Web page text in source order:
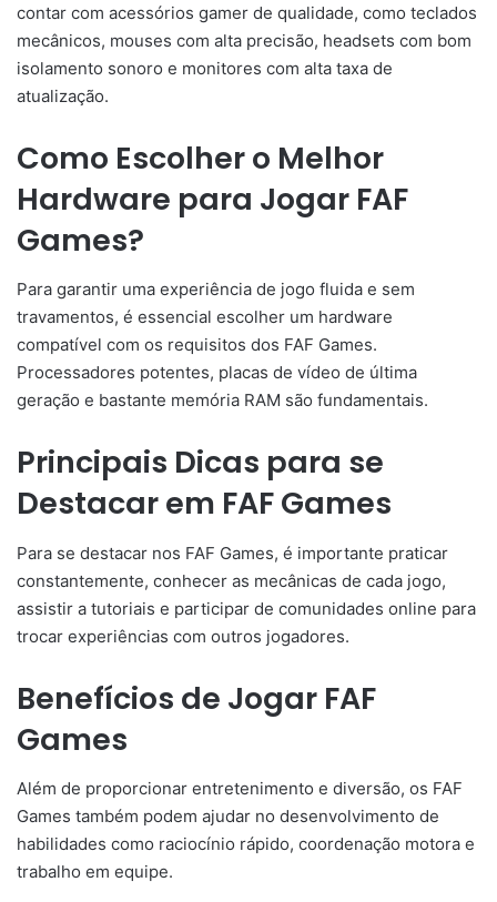
contar com acessórios gamer de qualidade, como teclados
mecânicos, mouses com alta precisão, headsets com bom
isolamento sonoro e monitores com alta taxa de
atualização.
Como Escolher o Melhor
Hardware para Jogar FAF
Games?
Para garantir uma experiência de jogo fluida e sem
travamentos, é essencial escolher um hardware
compatível com os requisitos dos FAF Games.
Processadores potentes, placas de vídeo de última
geração e bastante memória RAM são fundamentais.
Principais Dicas para se
Destacar em FAF Games
Para se destacar nos FAF Games, é importante praticar
constantemente, conhecer as mecânicas de cada jogo,
assistir a tutoriais e participar de comunidades online para
trocar experiências com outros jogadores.
Benefícios de Jogar FAF
Games
Além de proporcionar entretenimento e diversão, os FAF
Games também podem ajudar no desenvolvimento de
habilidades como raciocínio rápido, coordenação motora e
trabalho em equipe.